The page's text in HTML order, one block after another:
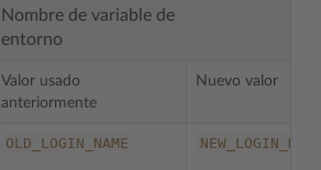
Nombre de variable de
entorno
Valor usado
anteriormente
Nuevo valor
OLD_LOGIN_NAME